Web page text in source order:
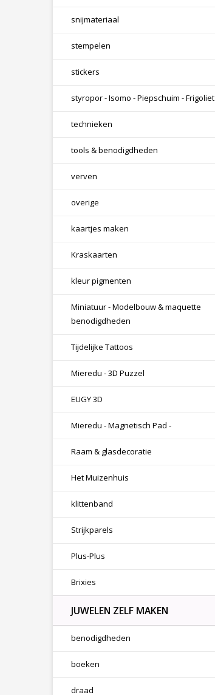
snijmateriaal
stempelen
stickers
styropor - Isomo - Piepschuim - Frigoliet
technieken
tools & benodigdheden
verven
overige
kaartjes maken
Kraskaarten
kleur pigmenten
Miniatuur - Modelbouw & maquette
benodigdheden
Tijdelijke Tattoos
Mieredu - 3D Puzzel
EUGY 3D
Mieredu - Magnetisch Pad -
Raam & glasdecoratie
Het Muizenhuis
klittenband
Strijkparels
Plus-Plus
Brixies
JUWELEN ZELF MAKEN
benodigdheden
boeken
draad